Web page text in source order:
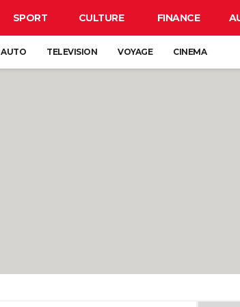
SPORT CULTURE FINANCE
AUTO TELEVISION VOYAGE CINEMA